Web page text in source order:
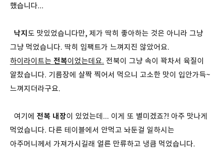
했습니다...
낙지도 맛있었습니다만, 제가 딱히 좋아하는 것은 아니라 그냥
그냥 먹었습니다. 딱히 임팩트가 느껴지진 않았어요.
하이라이트는 전복이었는데요. 전북이 그냥 속이 꽉차서 육질이
알찼습니다. 기름장에 살짝 찍어서 먹으니 고소한 맛이 입안가득~
느껴지더라구요.
여기에 전복 내장이 있었는데... 이게 또 별미겠죠?! 아주 맛나게
먹었습니다. 다른 테이블에서 안먹고 놔둔걸 일하시는
아주머니께서 가져가시길래 얼른 만류하고 냉큼 먹었습니다.